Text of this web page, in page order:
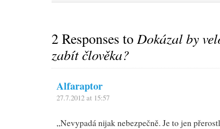
2 Responses toDokázal by
zabít člověka?
Alfaraptor
27.7.2012 at 15:57
„Nevypadá nijak nebezpečně. Je to jen